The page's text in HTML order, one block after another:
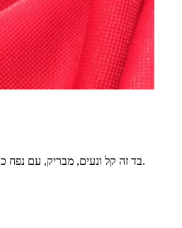
בד זה קל ונעים, מבריק, עם נפח כך שהוא נופל על הגוף ועדיין מחטב אותו.